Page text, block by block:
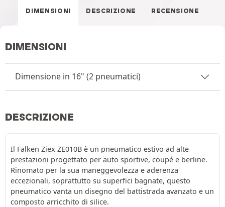
DIMENSIONI DESCRIZIONE RECENSIONE
DIMENSIONI
Dimensione in 16" (2 pneumatici)
DESCRIZIONE
Il Falken Ziex ZE010B è un pneumatico estivo ad alte
prestazioni progettato per auto sportive, coupé e berline.
Rinomato per la sua maneggevolezza e aderenza
eccezionali, soprattutto su superfici bagnate, questo
pneumatico vanta un disegno del battistrada avanzato e un
composto arricchito di silice.